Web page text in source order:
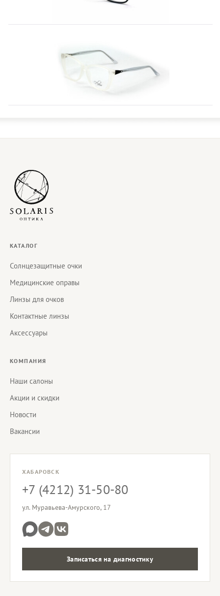
КАТАЛОГ
Солнцезащитные очки
Медицинские оправы
Линзы для очков
Контактные линзы
Аксессуары
КОМПАНИЯ
Наши салоны
Акции и скидки
Новости
Вакансии
ХАБАРОВСК
+7 (4212) 31-50-80
ул. Муравьева-Амурского, 17
Записаться на диагностику